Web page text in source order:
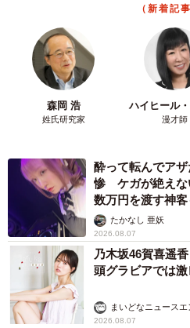
（新着記
森岡 浩
姓氏研究家
ハイヒール
漫才師
酔って転んでア
惨 ケガが絶えな
数万円を渡す神客
たかなし 亜妖
2026.08.07
乃木坂46賀喜遥
頭グラビアでは
まいどなニュース
2026.08.07